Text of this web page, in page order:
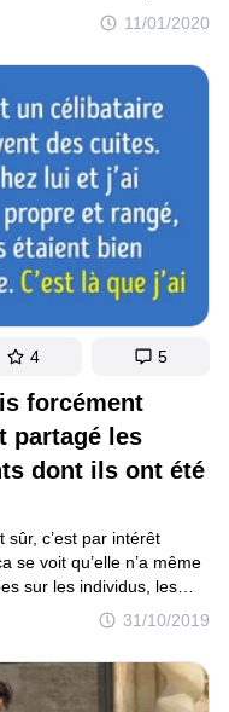
11/01/2020
il est logique que
ce qui est arrivé
sur le trône les
il fallait avoir
après les avoir
forcément
partagé les
dont ils ont été
31/10/2019
sûr, c’est par intérêt
se voit qu’elle n’a même
sur les individus, les
cas isolés. Les clichés
sont solidement ancrés
la plupart d’entre
personne, ses
en observant uniquement
4 5